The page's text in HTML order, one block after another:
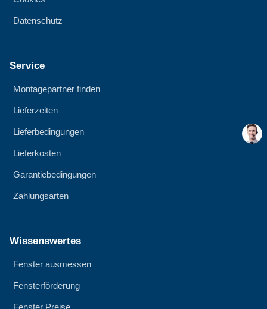
Datenschutz
Service
Montagepartner finden
Lieferzeiten
Lieferbedingungen
Lieferkosten
Garantiebedingungen
Zahlungsarten
Wissenswertes
Fenster ausmessen
Fensterförderung
Fenster Preise